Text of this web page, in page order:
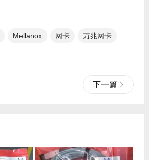
Mellanox 网卡 万兆网卡
下一篇